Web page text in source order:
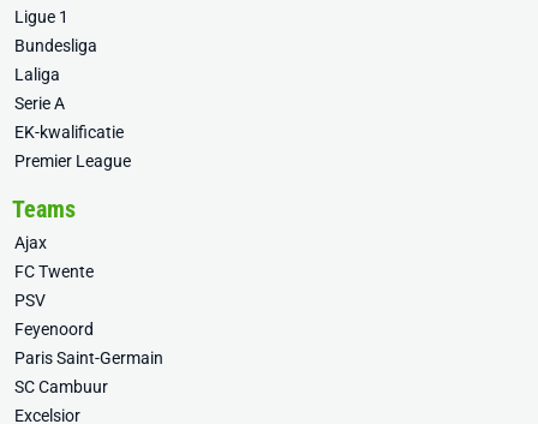
Ligue 1
Bundesliga
Laliga
Serie A
EK-kwalificatie
Premier League
Teams
Ajax
FC Twente
PSV
Feyenoord
Paris Saint-Germain
SC Cambuur
Excelsior